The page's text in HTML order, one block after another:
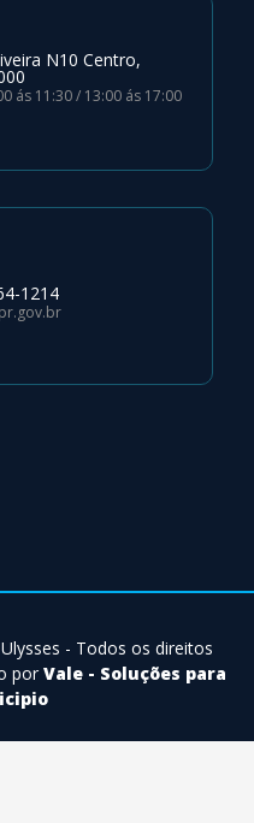
N10 Centro,
ás 11:30 / 13:00 ás 17:00
1214
- Todos os direitos
por Vale - Soluções para